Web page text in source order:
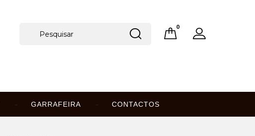
0
GARRAFEIRA CONTACTOS